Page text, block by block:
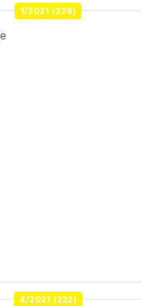
1/2021 (229)
4/2021 (232)